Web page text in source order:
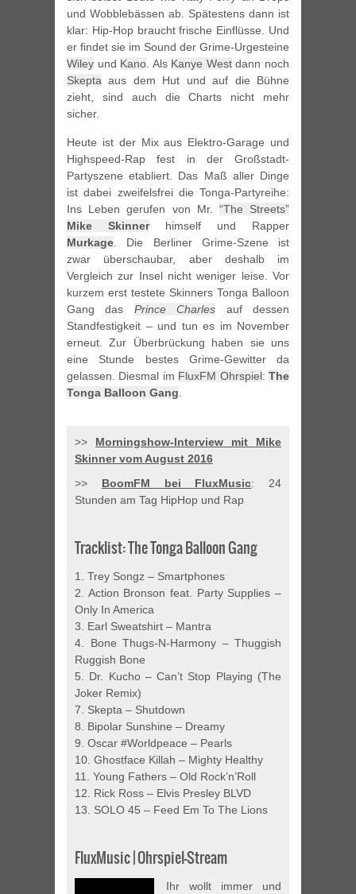
und Wobblebässen ab. Spätestens dann ist
klar: Hip-Hop braucht frische Einflüsse. Und
er findet sie im Sound der Grime-Urgesteine
Wiley und Kano . Als Kanye Westdann noch
Skepta aus dem Hut und auf die Bühne
zieht, sind auch die Charts nicht mehr
sicher.
Heute ist der Mix aus Elektro-Garage und
Highspeed-Rap fest in der Großstadt-
Partyszene etabliert. Das Maß aller Dinge
ist dabei zweifelsfrei die Tonga-Partyreihe:
Ins Leben gerufen von Mr. “The Streets”
Mike Skinnerhimself und Rapper
Murkage . Die Berliner Grime-Szene ist
zwar überschaubar, aber deshalb im
Vergleich zur Insel nicht weniger leise. Vor
kurzem erst testete Skinners Tonga Balloon
Gang das Prince Charles auf dessen
Standfestigkeit – und tun es im November
erneut. Zur Überbrückung haben sie uns
eine Stunde bestes Grime-Gewitter da
gelassen. Diesmal im FluxFM Ohrspiel:The
Tonga Balloon Gang
>> Morningshow-Interview mit Mike
Skinner vom August 2016
>> BoomFM bei FluxMusic: 24
Stunden am Tag HipHop und Rap
Tracklist: The Tonga Balloon Gang
1. Trey Songz – Smartphones
2. Action Bronson feat. Party Supplies –
Only In America
3. Earl Sweatshirt – Mantra
4. Bone Thugs-N-Harmony – Thuggish
Ruggish Bone
5. Dr. Kucho – Can’t Stop Playing (The
Joker Remix)
7. Skepta – Shutdown
8. Bipolar Sunshine – Dreamy
9. Oscar #Worldpeace – Pearls
10. Ghostface Killah – Mighty Healthy
11. Young Fathers – Old Rock’n’Roll
12. Rick Ross – Elvis Presley BLVD
13. SOLO 45 – Feed Em To The Lions
FluxMusic | Ohrspiel-Stream
Ihr wollt immer und